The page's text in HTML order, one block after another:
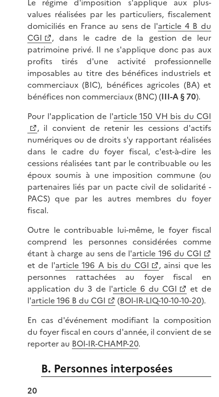
Le régime d'imposition s'applique aux plus-
values réalisées par les particuliers, fiscalement
domiciliés en France au sens de l'article 4 B du
CGI
, dans le cadre de la gestion de leur
patrimoine privé. Il ne s'applique donc pas aux
profits tirés d'une activité professionnelle
imposables au titre des bénéfices industriels et
commerciaux (BIC), bénéfices agricoles (BA) et
bénéfices non commerciaux (BNC) (III-A§ 70).
Pour l'application de l'article 150 VH bis du CGI
, il convient de retenir les cessions d'actifs
numériques ou de droits s'y rapportant réalisées
dans le cadre du foyer fiscal, c'est-à-dire les
cessions réalisées tant par le contribuable ou les
époux soumis à une imposition commune (ou
partenaires liés par un pacte civil de solidarité -
PACS) que par les autres membres du foyer
fiscal.
Outre le contribuable lui-même, le foyer fiscal
comprend les personnes considérées comme
étant à charge au sens de l'article 196 du CGI
et de l'article 196 A bis du CGI
, ainsi que les
personnes rattachées au foyer fiscal en
application du 3 de l'article 6 du CGI
et de
l'article 196 B du CGI (BOI-IR-LIQ-10-10-10-20).
En cas d'événement modifiant la composition
du foyer fiscal en cours d'année, il convient de se
reporter au BOI-IR-CHAMP-20.
B. Personnes interposées
20